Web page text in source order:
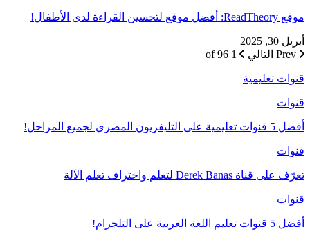
موقع ReadTheory: أفضل موقع لتحسين القراءة لدى الأطفال!
أبريل 30, 2025
التالي 1 of 96
قنوات تعليمية
قنوات
أفضل 5 قنوات تعليمية على التليفزيون المصري لجميع المراحل!
قنوات
تعرّف على قناة Derek Banas لتعلم واحتراف تعلم الآلة
قنوات
أفضل 5 قنوات تعليم اللغة العربية على التلجرام!